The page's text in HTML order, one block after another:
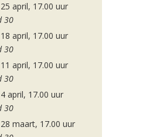
april, 17.00 uur
30
april, 17.00 uur
30
april, 17.00 uur
30
april, 17.00 uur
30
maart, 17.00 uur